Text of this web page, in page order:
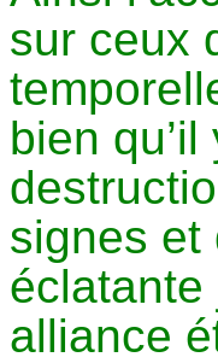
sur ceux
bien
signes et
éclatante
alliance